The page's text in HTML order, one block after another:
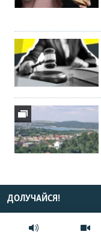
ДОЛУЧАЙСЯ!